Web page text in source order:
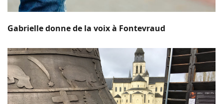
Gabrielle donne de la voix à Fontevraud